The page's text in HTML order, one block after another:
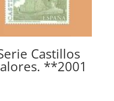
Castillos
**2001